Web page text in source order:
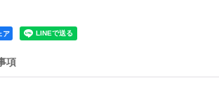
ア
項